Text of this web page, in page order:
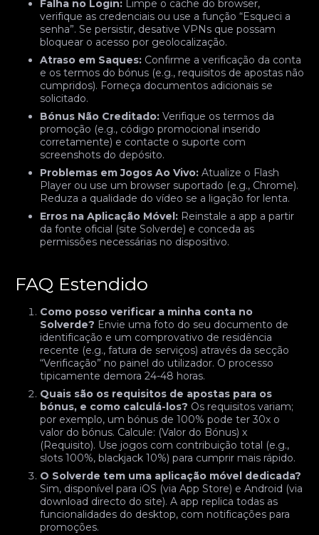
Falha no Login: Limpe o cache do browser,
verifique as credenciais ou use a função “Esqueci a
senha”. Se persistir, desative VPNs que possam
bloquear o acesso por geolocalização.
Atraso em Saques: Confirme a verificação da conta
e os termos do bónus (e.g., requisitos de apostas não
cumpridos). Forneça documentos adicionais se
solicitado.
Bónus Não Creditado: Verifique os termos da
promoção (e.g., código promocional inserido
corretamente) e contacte o suporte com
screenshots do depósito.
Problemas em Jogos Ao Vivo: Atualize o Flash
Player ou use um browser suportado (e.g., Chrome).
Reduza a qualidade do vídeo se a ligação for lenta.
Erros na Aplicação Móvel: Reinstale a app a partir
da fonte oficial (site Solverde) e conceda as
permissões necessárias no dispositivo.
FAQ Estendido
Como posso verificar a minha conta no
Solverde? Envie uma foto do seu documento de
identificação e um comprovativo de residência
recente (e.g., fatura de serviços) através da secção
“Verificação” no painel do utilizador. O processo
tipicamente demora 24-48 horas.
Quais são os requisitos de apostas para os
bónus, e como calculá-los? Os requisitos variam;
por exemplo, um bónus de 100% pode ter 30x o
valor do bónus. Calcule: (Valor do Bónus) x
(Requisito). Use jogos com contribuição total (e.g.,
slots 100%, blackjack 10%) para cumprir mais rápido.
O Solverde tem uma aplicação móvel dedicada?
Sim, disponível para iOS (via App Store) e Android (via
download directo do site). A app replica todas as
funcionalidades do desktop, com notificações para
promoções.